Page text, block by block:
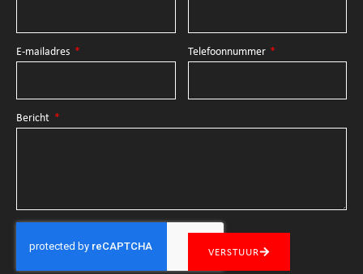
E-mailadres Telefoonnummer
Bericht
VERSTUUR